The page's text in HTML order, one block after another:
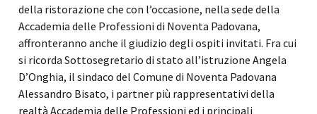
della ristorazione che con l’occasione, nella sede della
Accademia delle Professioni di Noventa Padovana,
affronteranno anche il giudizio degli ospiti invitati. Fra cui
si ricorda Sottosegretario di stato all’istruzione Angela
D’Onghia, il sindaco del Comune di Noventa Padovana
Alessandro Bisato, i partner più rappresentativi della
realtà Accademia delle Professioni ed i principali